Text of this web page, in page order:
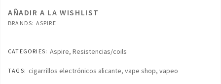
120
cantidad
AÑADIR A LA WISHLIST
BRANDS: ASPIRE
CATEGORIES: Aspire,Resistencias/coils
TAGS: cigarrillos electrónicos alicante, vape shop, vapeo